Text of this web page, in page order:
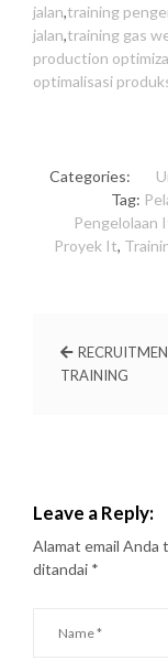
jalan,training
jalan,training gas
production
optimalisasi
Categories:
Tag:
Pengelolaan
Proyek It,
TRAINING
Leave a Reply:
Alamat email Anda
ditandai *